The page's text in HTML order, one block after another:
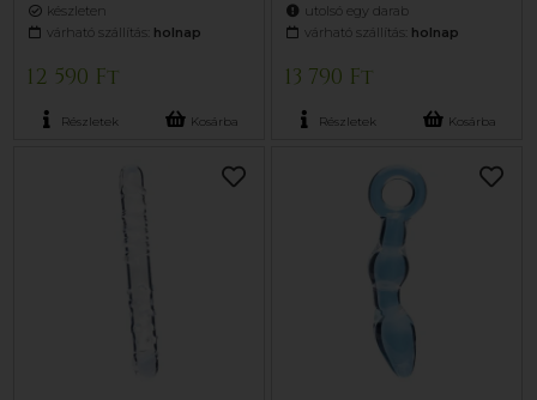
készleten
várható szállítás: holnap
12 590 Ft
Részletek Kosárba
utolsó egy darab
várható szállítás: holnap
13 790 Ft
Részletek Kosárba